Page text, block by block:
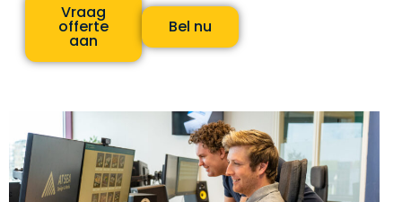
Vraag
offerte
aan
Bel nu